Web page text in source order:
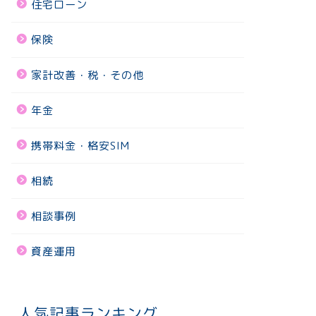
住宅ローン
保険
家計改善・税・その他
年金
携帯料金・格安SIM
相続
相談事例
資産運用